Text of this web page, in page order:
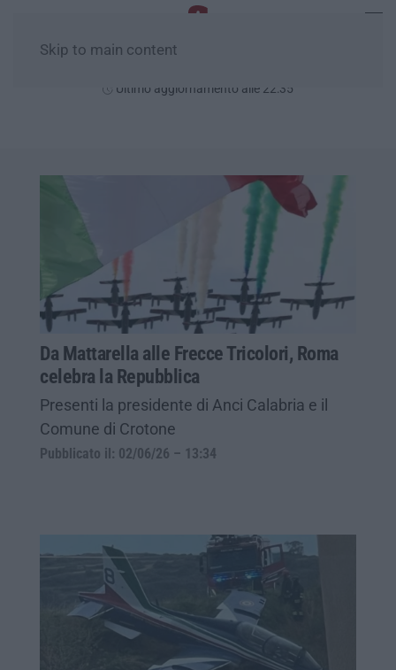
Skip to main content
Ultimo aggiornamento alle 22:35
Da Mattarella alle Frecce Tricolori, Roma
celebra la Repubblica
Presenti la presidente di Anci Calabria e il
Comune di Crotone
Pubblicato il: 02/06/26 – 13:34